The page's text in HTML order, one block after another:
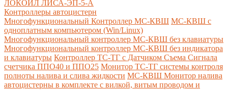
ЛОКОЙЛ ЛИСА-ЭП-5-А
Контроллеры автоцистерн
Многофункциональный Контроллер МС-КВШ МС-КВШ с
одноплатным компьютером (Win/Linux)
Многофункциональный контроллер МС-КВШ без клавиатуры
Многофункциональный контроллер МС-КВШ без индикатора
и клавиатуры Контроллер ТС-ТГ с Датчиком Съема Сигнала
счетчика ППО40 и ППО25 Монитор ТС-ТГ системы контроля
полноты налива и слива жидкости МС-КВШ Монитор налива
автоцистерны в комплекте с вилкой, витым проводом и